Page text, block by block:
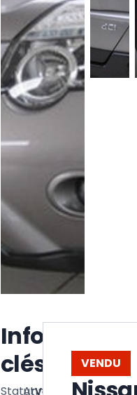
Informations
clés
StatutVendu
Année 2011
VENDU